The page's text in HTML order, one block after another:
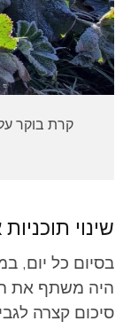
קרת בוקר
שינוי
בסיום כל יום,
היה משתף את
סיכום קצרה